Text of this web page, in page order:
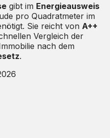
gibt im Energieausweis
pro Quadratmeter im
Sie reicht von A++
Vergleich der
nach dem
.